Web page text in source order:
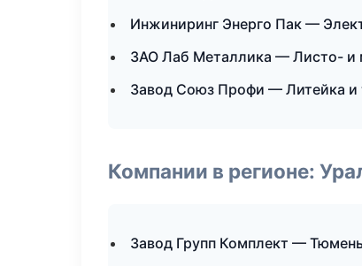
Инжиниринг Энерго Пак —
ЗАО Лаб Металлика — Листо- и
Завод Союз Профи — Литейка и
Компании в регионе:
Завод Групп Комплект —